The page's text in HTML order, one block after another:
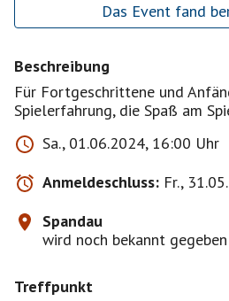
Das Event fand
Beschreibung
Für Fortgeschrittene und
Spielerfahrung, die Spaß am
Sa., 01.06.2024, 16:00 Uhr
Anmeldeschluss: Fr.,
Spandau
wird noch bekannt gegeben
Treffpunkt